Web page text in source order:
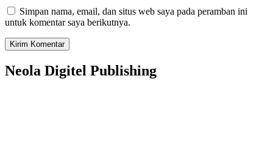
Simpan nama, email, dan situs web saya pada peramban ini
untuk komentar saya berikutnya.
Neola Digitel Publishing